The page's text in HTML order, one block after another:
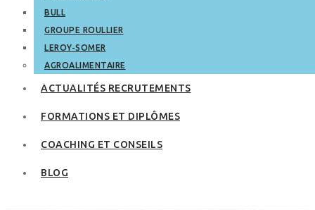
BULL
GROUPE ROULLIER
LEROY-SOMER
AGROALIMENTAIRE
ACTUALITÉS RECRUTEMENTS
FORMATIONS ET DIPLÔMES
COACHING ET CONSEILS
BLOG